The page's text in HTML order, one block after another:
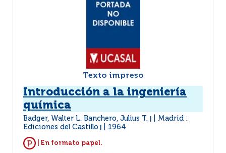
Texto impreso
Introducción a la ingeniería
química
Badger, Walter L. Banchero, Julius T.
Madrid :
Ediciones del Castillo
1964
| En formato papel.